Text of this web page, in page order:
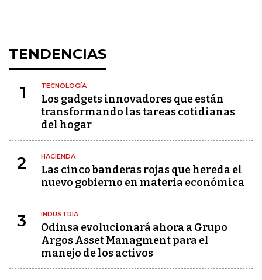
TENDENCIAS
1 TECNOLOGÍA
Los gadgets innovadores que están
transformando las tareas cotidianas
del hogar
2 HACIENDA
Las cinco banderas rojas que hereda el
nuevo gobierno en materia económica
3 INDUSTRIA
Odinsa evolucionará ahora a Grupo
Argos Asset Managment para el
manejo de los activos